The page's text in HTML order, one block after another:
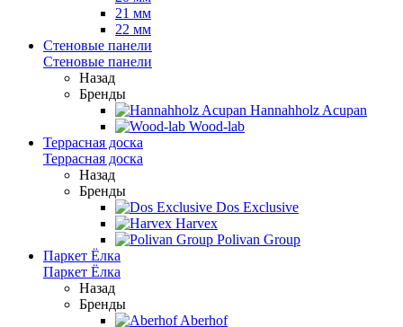
21 мм
22 мм
Стеновые панели
Стеновые панели
Назад
Бренды
Hannahholz Acupan
Wood-lab
Террасная доска
Террасная доска
Назад
Бренды
Dos Exclusive
Harvex
Polivan Group
Паркет Ёлка
Паркет Ёлка
Назад
Бренды
Aberhof